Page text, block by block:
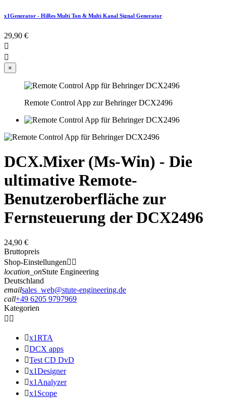
x1Generator - HiRes Multi Ton & Multi Kanal Signal Generator
29,90 €


×
Remote Control App zur Behringer DCX2496
DCX.Mixer (Ms-Win) - Die
ultimative Remote-
Benutzeroberfläche zur
Fernsteuerung der DCX2496
24,90 €
Bruttopreis
Shop-Einstellungen 
location_onStute Engineering
Deutschland
emailsales_web@stute-engineering.de
call+49 6205 9797969
Kategorien
 
x1RTA
DCX apps
Test CD DvD
x1Designer
x1Analyzer
x1Scope